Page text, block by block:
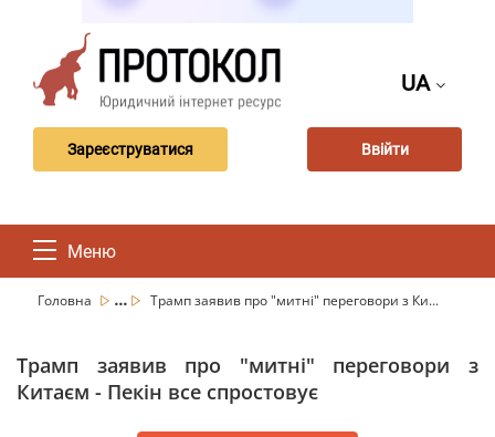
UA
Зареєструватися Ввійти
Меню
Головна ... Трамп заявив про "митні" переговори з Ки...
Трамп заявив про "митні" переговори з
Китаєм - Пекін все спростовує